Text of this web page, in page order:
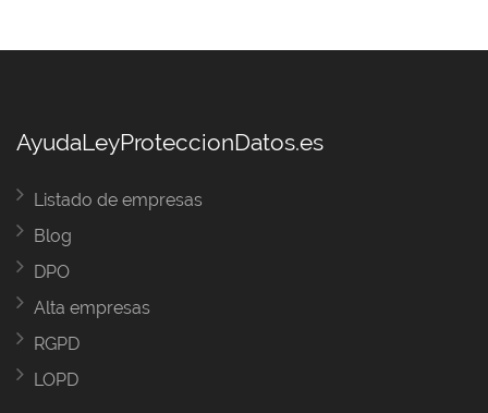
AyudaLeyProteccionDatos.es
Listado de empresas
Blog
DPO
Alta empresas
RGPD
LOPD